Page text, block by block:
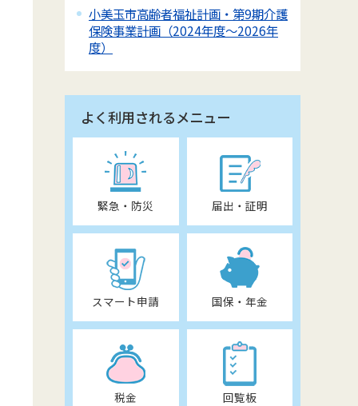
小美玉市高齢者福祉計画・第9期介護
保険事業計画（2024年度～2026年
度）
よく利用されるメニュー
緊急・防災 届出・証明
スマート申請 国保・年金
税金 回覧板